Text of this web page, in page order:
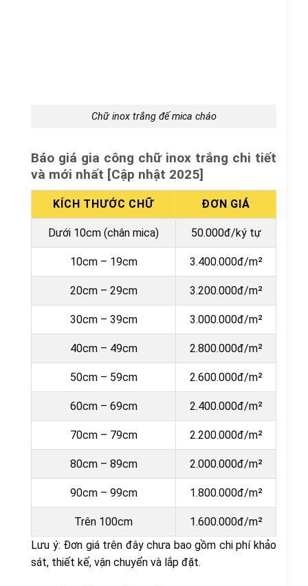
Chữ inox trắng đế mica cháo
Báo giá gia công chữ inox trắng chi tiết
và mới nhất [Cập nhật 2025]
KÍCH THƯỚC CHỮ ĐƠN GIÁ
Dưới 10cm (chân mica) 50.000đ/ký tự
10cm – 19cm 3.400.000đ/m²
20cm – 29cm 3.200.000đ/m²
30cm – 39cm 3.000.000đ/m²
40cm – 49cm 2.800.000đ/m²
50cm – 59cm 2.600.000đ/m²
60cm – 69cm 2.400.000đ/m²
70cm – 79cm 2.200.000đ/m²
80cm – 89cm 2.000.000đ/m²
90cm – 99cm 1.800.000đ/m²
Trên 100cm
1.600.000đ/m²
Lưu ý: Đơn giá trên đây chưa bao gồm chi phí khảo
sát, thiết kế, vận chuyển và lắp đặt.